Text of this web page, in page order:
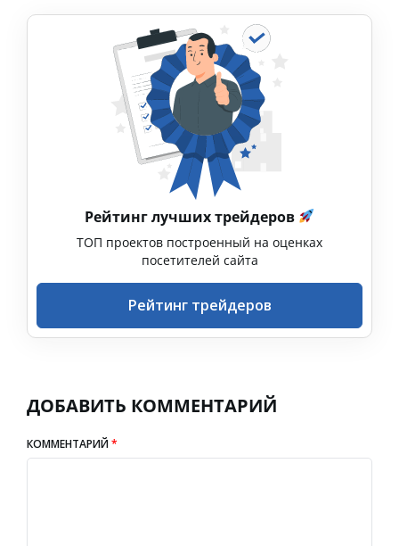
Рейтинг лучших трейдеров
ТОП проектов построенный на оценках
посетителей сайта
Рейтинг трейдеров
ДОБАВИТЬ КОММЕНТАРИЙ
КОММЕНТАРИЙ*